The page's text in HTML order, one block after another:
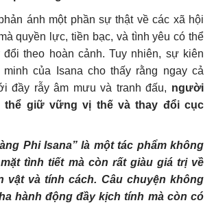
ánh một phần sự thật về các xã hội
quyền lực, tiền bạc, và tình yêu có thể
theo hoàn cảnh. Tuy nhiên, sự kiên
của Isana cho thấy rằng ngay cả
đầy rẫy âm mưu và tranh đấu, người
thể giữ vững vị thế và thay đổi cục
Phi Isana” là một tác phẩm không
tình tiết mà còn rất giàu giá trị về
vật và tính cách. Câu chuyện không
hành động đầy kịch tính mà còn có